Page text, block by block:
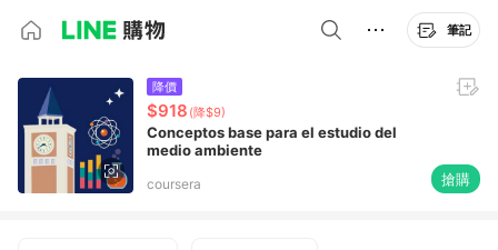
筆記
降價
$918 (降$9)
Conceptos base para el estudio del
medio ambiente
coursera 搶購